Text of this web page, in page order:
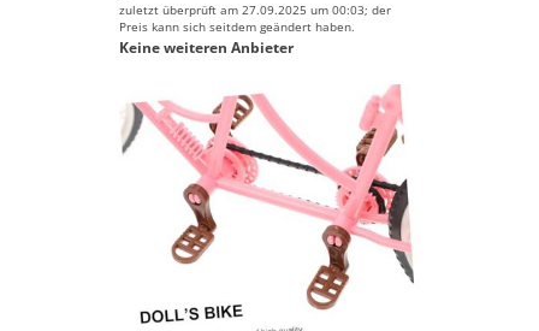
zuletzt überprüft am 27.09.2025 um 00:03; der
Preis kann sich seitdem geändert haben.
Keine weiteren Anbieter